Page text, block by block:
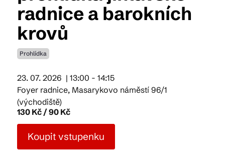
Tradiční akce
Články
Suvenýry
Praktické info
radnice a barokních
krovů
Prohlídka
23. 07. 2026 | 13:00 - 14:15
Foyer radnice, Masarykovo náměstí 96/1
(východiště)
130 Kč / 90 Kč
Koupit vstupenku